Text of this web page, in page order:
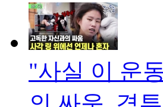
"사실 이 운